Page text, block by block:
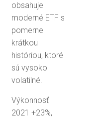
obsahuje
moderné ETF s
pomerne
krátkou
históriou, ktoré
sú vysoko
volatilné.
Výkonnosť
2021 +23%,